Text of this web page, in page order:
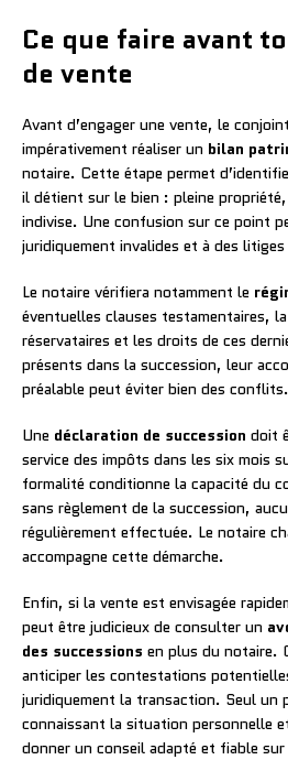
Ce que faire avant
de vente
Avant d’engager une vente, le
impérativement réaliser un bilan
notaire. Cette étape permet
il détient sur le bien : pleine
indivise. Une confusion sur ce point
juridiquement invalides et à des
Le notaire vérifiera notamment le
éventuelles clauses testamentaires,
réservataires et les droits de ces
présents dans la succession, leur
préalable peut éviter bien des conflits.
Une déclaration de succession doit
service des impôts dans les six mois
formalité conditionne la capacité du
sans règlement de la succession,
régulièrement effectuée. Le notaire
accompagne cette démarche.
Enfin, si la vente est envisagée
peut être judicieux de consulter un
des successions en plus du notaire.
anticiper les contestations
juridiquement la transaction. Seul un
connaissant la situation personnelle
donner un conseil adapté et fiable